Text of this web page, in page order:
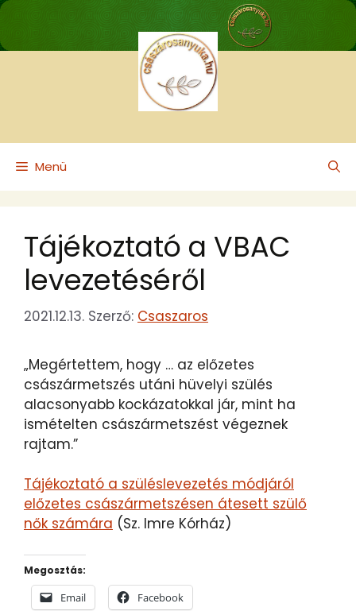
Kilépés
tartalomba
Menü
Tájékoztató a VBAC
levezetéséről
2021.12.13. Szerző: Csaszaros
„Megértettem, hogy … az előzetes
császármetszés utáni hüvelyi szülés
alacsonyabb kockázatokkal jár, mint ha
ismételten császármetszést végeznek
rajtam.”
Tájékoztató a szüléslevezetés módjáról
előzetes császármetszésen átesett szülő
nők számára (Sz. Imre Kórház)
Megosztás:
Email Facebook